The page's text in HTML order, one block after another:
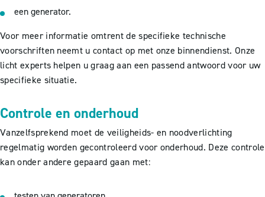
een generator.
Voor meer informatie omtrent de specifieke technische
voorschriften neemt u contact op met onze binnendienst. Onze
licht experts helpen u graag aan een passend antwoord voor uw
specifieke situatie.
Controle en onderhoud
Vanzelfsprekend moet de veiligheids- en noodverlichting
regelmatig worden gecontroleerd voor onderhoud. Deze controle
kan onder andere gepaard gaan met: